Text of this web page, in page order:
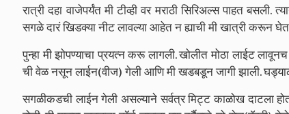
रात्री दहा वाजेपर्यंत मी टीव्ही वर मराठी सिरिअल्स पाहत
सगळे दारं खिडक्या नीट लावल्या आहेत न ह्याची मी खात्री करून
पुन्हा मी झोपण्याचा प्रयत्न करू लागली. खोलीत मोठा लाईट
ची वेळ नसून लाईन(वीज) गेली आणि मी खडबडून जागी झाली.
सगळीकडची लाईन गेली असल्याने सर्वत्र मिट्ट काळोख दाटला होता.